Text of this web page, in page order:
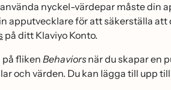
nyckel-värdepar måste din
apputvecklare för att säkerställa
på ditt Klaviyo Konto.
på fliken Behaviorsnär du skapar en
och värden. Du kan lägga till upp